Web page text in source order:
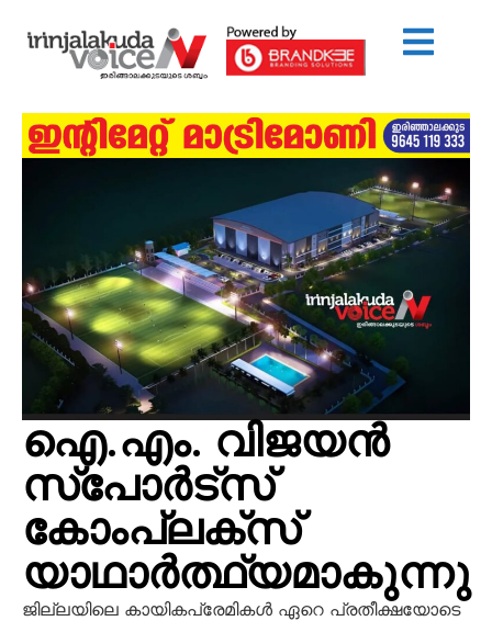
ഐ.എം. വിജയന്‍
സ്‌പോര്‍ട്‌സ്
കോംപ്ലക്‌സ്
യാഥാര്‍ത്ഥ്യമാകുന്നു
ജില്ലയിലെ കായികപ്രേമികള്‍ ഏറെ പ്രതീക്ഷയോടെ